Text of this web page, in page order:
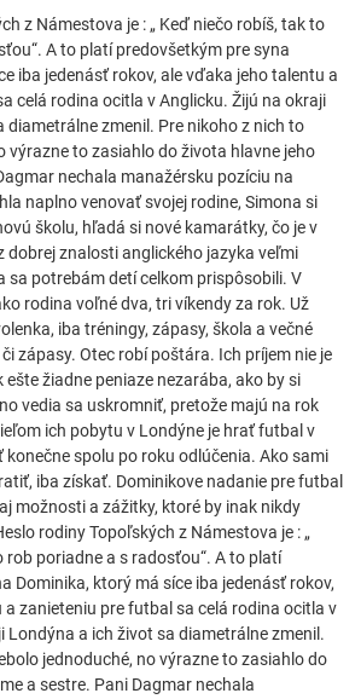
z Námestova je : „ Keď niečo robíš, tak to
A to platí predovšetkým pre syna
iba jedenásť rokov, ale vďaka jeho talentu a
celá rodina ocitla v Anglicku. Žijú na okraji
diametrálne zmenil. Pre nikoho z nich to
výrazne to zasiahlo do života hlavne jeho
nechala manažérsku pozíciu na
naplno venovať svojej rodine, Simona si
školu, hľadá si nové kamarátky, čo je v
dobrej znalosti anglického jazyka veľmi
sa potrebám detí celkom prispôsobili. V
rodina voľné dva, tri víkendy za rok. Už
iba tréningy, zápasy, škola a večné
zápasy. Otec robí poštára. Ich príjem nie je
ešte žiadne peniaze nezarába, ako by si
vedia sa uskromniť, pretože majú na rok
ich pobytu v Londýne je hrať futbal v
spolu po roku odlúčenia. Ako sami
iba získať. Dominikove nadanie pre futbal
možnosti a zážitky, ktoré by inak nikdy
rodiny Topoľských z Námestova je : „
rob poriadne a s radosťou“. A to platí
Dominika, ktorý má síce iba jedenásť rokov,
zanieteniu pre futbal sa celá rodina ocitla v
Londýna a ich život sa diametrálne zmenil.
jednoduché, no výrazne to zasiahlo do
a sestre. Pani Dagmar nechala